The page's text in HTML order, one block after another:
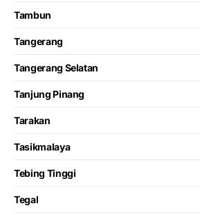
Tambun
Tangerang
Tangerang Selatan
Tanjung Pinang
Tarakan
Tasikmalaya
Tebing Tinggi
Tegal